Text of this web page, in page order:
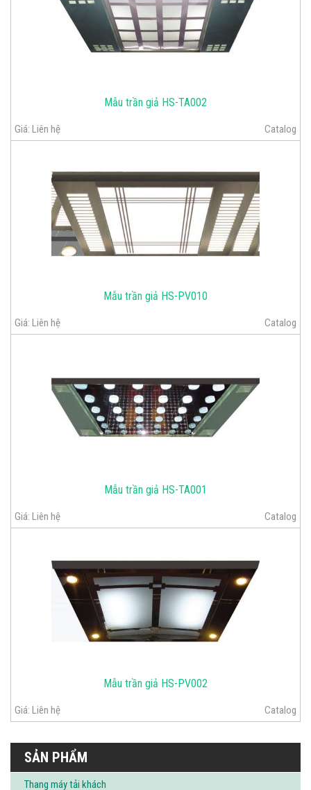
Mẫu trần giả HS-TA002
Giá: Liên hệ Catalog
Mẫu trần giả HS-PV010
Giá: Liên hệ Catalog
Mẫu trần giả HS-TA001
Giá: Liên hệ Catalog
Mẫu trần giả HS-PV002
Giá: Liên hệ Catalog
SẢN PHẨM
Thang máy tải khách